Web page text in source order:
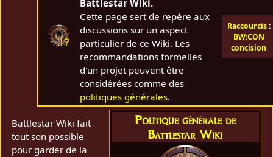
Battlestar Wiki.
Cette page sert de repère aux
discussions sur un aspect
particulier de ce Wiki. Les
recommandations formelles
d'un projet peuvent être
considérées comme des
politiques générales.
Raccourcis:
BW:CON
concision
Politique générale de
Battlestar Wiki
Battlestar Wiki fait
tout son possible
pour garder de la